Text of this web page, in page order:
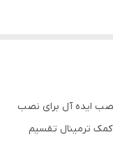
:لوازم نصب ایده آل برای نصب
ترمینال تقسیم